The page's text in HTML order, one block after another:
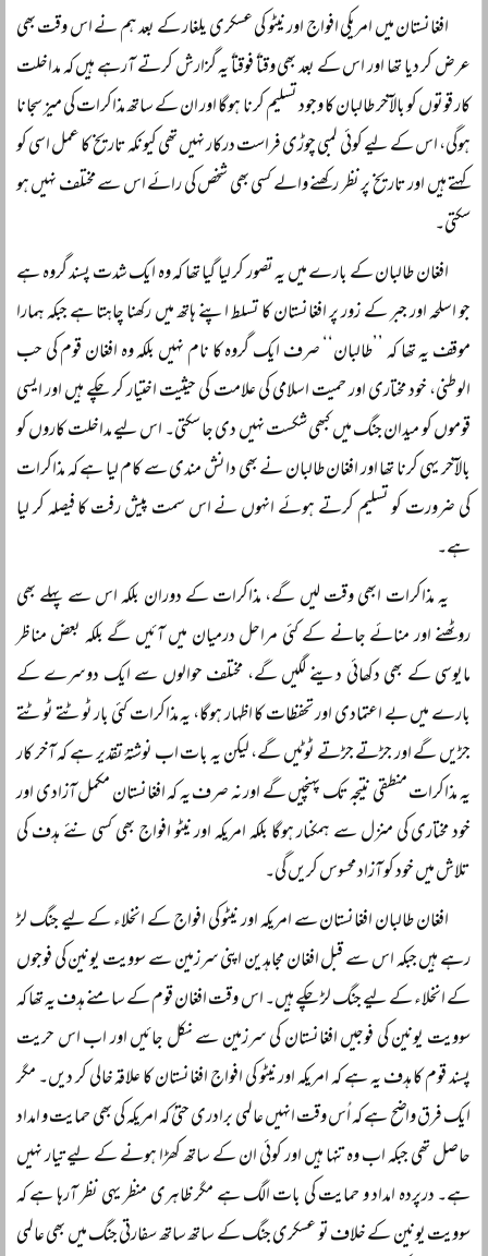
افغانستان میں امریکی افواج اور نیٹو کی عسکری یلغار کے بعد ہم نے اس وقت بھی
عرض کر دیا تھا اور اس کے بعد بھی وقتاً فوقتاً یہ گزارش کرتے آرہے ہیں کہ مداخلت
کار قوتوں کو بالآخر طالبان کا وجود تسلیم کرنا ہوگا اور ان کے ساتھ مذاکرات کی میز سجانا
ہوگی، اس کے لیے کوئی لمبی چوڑی فراست درکار نہیں تھی کیونکہ تاریخ کا عمل اسی کو
کہتے ہیں اور تاریخ پر نظر رکھنے والے کسی بھی شخص کی رائے اس سے مختلف نہیں ہو
سکتی۔
افغان طالبان کے بارے میں یہ تصور کر لیا گیا تھا کہ وہ ایک شدت پسند گروہ ہے
جو اسلحہ اور جبر کے زور پر افغانستان کا تسلط اپنے ہاتھ میں رکھنا چاہتا ہے جبکہ ہمارا
موقف یہ تھا کہ ’’طالبان‘‘ صرف ایک گروہ کا نام نہیں بلکہ وہ افغان قوم کی حب
الوطنی، خود مختاری اور حمیت اسلامی کی علامت کی حیثیت اختیار کر چکے ہیں اور ایسی
قوموں کو میدان جنگ میں کبھی شکست نہیں دی جا سکتی۔ اس لیے مداخلت کاروں کو
بالآخر یہی کرنا تھا اور افغان طالبان نے بھی دانش مندی سے کام لیا ہے کہ مذاکرات
کی ضرورت کو تسلیم کرتے ہوئے انہوں نے اس سمت پیش رفت کا فیصلہ کر لیا
ہے۔
یہ مذاکرات ابھی وقت لیں گے، مذاکرات کے دوران بلکہ اس سے پہلے بھی
روٹھنے اور منائے جانے کے کئی مراحل درمیان میں آئیں گے بلکہ بعض مناظر
مایوسی کے بھی دکھائی دینے لگیں گے، مختلف حوالوں سے ایک دوسرے کے
بارے میں بے اعتمادی اور تحفظات کا اظہار ہوگا، یہ مذاکرات کئی بار ٹوٹتے ٹوٹتے
جڑیں گے اور جڑتے جڑتے ٹوٹیں گے، لیکن یہ بات اب نوشتۂ تقدیر ہے کہ آخر کار
یہ مذاکرات منطقی نتیجہ تک پہنچیں گے اور نہ صرف یہ کہ افغانستان مکمل آزادی اور
خود مختاری کی منزل سے ہمکنار ہوگا بلکہ امریکہ اور نیٹو افواج بھی کسی نئے ہدف کی
تلاش میں خود کو آزاد محسوس کریں گی۔
افغان طالبان افغانستان سے امریکہ اور نیٹو کی افواج کے انخلاء کے لیے جنگ لڑ
رہے ہیں جبکہ اس سے قبل افغان مجاہدین اپنی سرزمین سے سوویت یونین کی فوجوں
کے انخلاء کے لیے جنگ لڑ چکے ہیں۔ اس وقت افغان قوم کے سامنے ہدف یہ تھا کہ
سوویت یونین کی فوجیں افغانستان کی سرزمین سے نکل جائیں اور اب اس حریت
پسند قوم کا ہدف یہ ہے کہ امریکہ اور نیٹو کی افواج افغانستان کا علاقہ خالی کر دیں۔ مگر
ایک فرق واضح ہے کہ اُس وقت انہیں عالمی برادری حتیٰ کہ امریکہ کی بھی حمایت و امداد
حاصل تھی جبکہ اب وہ تنہا ہیں اور کوئی ان کے ساتھ کھڑا ہونے کے لیے تیار نہیں
ہے۔ درپردہ امداد و حمایت کی بات الگ ہے مگر ظاہری منظر یہی نظر آرہا ہے کہ
سوویت یونین کے خلاف تو عسکری جنگ کے ساتھ ساتھ سفارتی جنگ میں بھی عالمی